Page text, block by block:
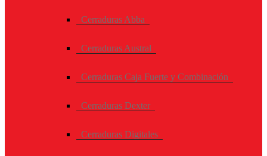
Cerraduras Abba
Cerraduras Austral
Cerraduras Caja Fuerte y Combinación
Cerraduras Dexter
Cerraduras Digitales